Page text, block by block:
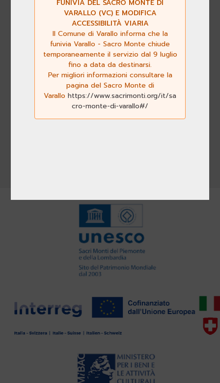
info@sacri-monti.com-
segreteria@pec.sacri-monti.com
I nostri media
Seguici su
Consulta la banca dati del Centro di
FUNIVIA DEL SACRO MONTE DI
VARALLO (VC) E MODIFICA
ACCESSIBILITÀ VIARIA
Il Comune di Varallo informa che la
funivia Varallo - Sacro Monte chiude
temporaneamente il servizio dal 9 luglio
fino a data da destinarsi.
Per migliori informazioni consultare la
pagina del Sacro Monte di
Varallo https://www.sacrimonti.org/it/sa
cro-monte-di-varallo#/